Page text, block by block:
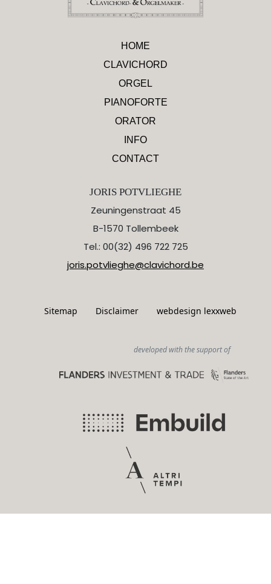
HOME
CLAVICHORD
ORGEL
PIANOFORTE
ORATOR
INFO
CONTACT
JORIS POTVLIEGHE
Zeuningenstraat 45
B-1570 Tollembeek
Tel.: 00(32) 496 722 725
joris.potvlieghe@clavichord.be
Sitemap Disclaimer webdesign lexxweb
developed with the support of